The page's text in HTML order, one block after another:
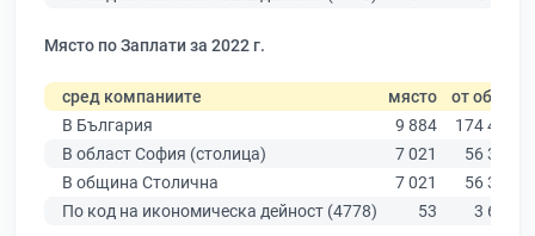
Място по Заплати за 2022 г.
сред компаниите място от общо
В България
9 884
174 403
В област София (столица)
7 021
56 378
В община Столична
7 021
56 378
По код на икономическа дейност (4778)
53 3 676